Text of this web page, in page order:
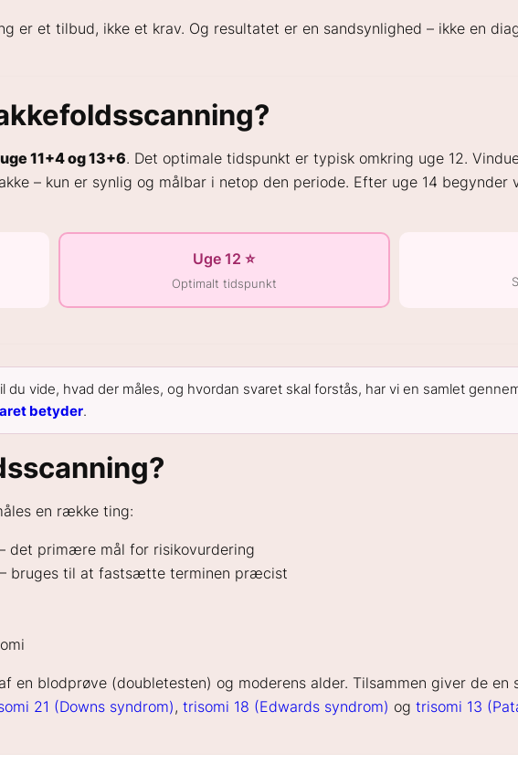
er et tilbud, ikke et krav. Og resultatet er en sandsynlighed – ikke en
uge 11+4 og 13+6. Det optimale tidspunkt er typisk omkring uge 12.
– kun er synlig og målbar i netop den periode. Efter uge 14 begynder
Uge 12 ⭐
Optimalt tidspunkt
du vide, hvad der måles, og hvordan svaret skal forstås, har vi en samlet
betyder.
en række ting:
det primære mål for risikovurdering
bruges til at fastsætte terminen præcist
en blodprøve (doubletesten) og moderens alder. Tilsammen giver de en
21 (Downs syndrom), trisomi 18 (Edwards syndrom) og trisomi 13